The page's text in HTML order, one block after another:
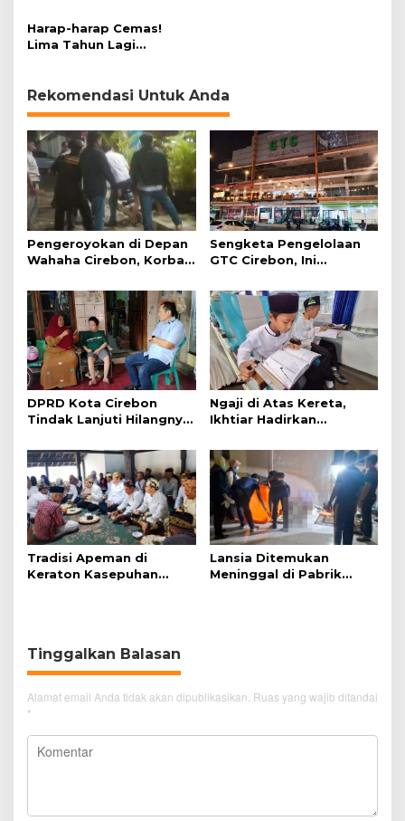
Harap-harap Cemas!
Lima Tahun Lagi
Rekomendasi Untuk Anda
Pengeroyokan di Depan
Wahaha Cirebon, Korban
Polisi
Sengketa Pengelolaan
GTC Cirebon, Ini
Simanjuntak
DPRD Kota Cirebon
Tindak Lanjuti Hilangnya
Disabilitas
Ngaji di Atas Kereta,
Ikhtiar Hadirkan
Nyaman
Tradisi Apeman di
Keraton Kasepuhan
Lansia Ditemukan
Meninggal di Pabrik
Tinggalkan Balasan
Alamat email Anda tidak akan dipublikasikan. Ruas yang wajib ditandai
*